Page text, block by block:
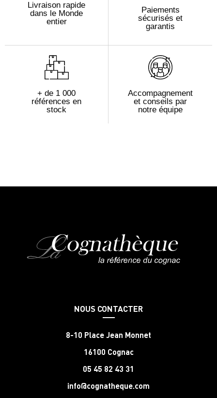
Livraison rapide
dans le Monde
entier
Paiements
sécurisés et
garantis
+ de 1 000
références en
stock
Accompagnement
et conseils par
notre équipe
NOUS CONTACTER
8-10 Place Jean Monnet
16100 Cognac
05 45 82 43 31
info@cognatheque.com